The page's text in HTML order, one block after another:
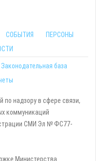
СОБЫТИЯ
ПЕРСОНЫ
Законодательная база
по надзору в сфере связи,
коммуникаций
СМИ Эл № ФС77-
Министерства